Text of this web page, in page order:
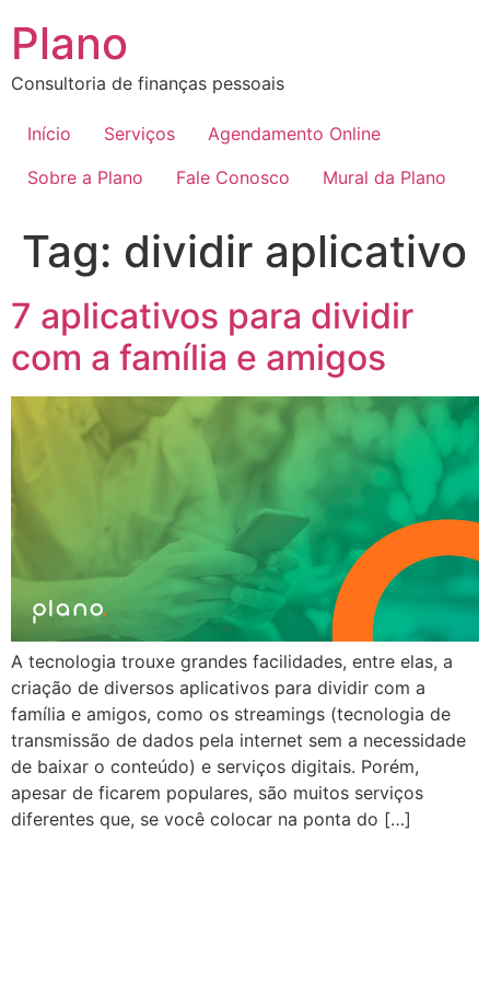
Plano
Consultoria de finanças pessoais
Início Serviços
Agendamento Online
Sobre a Plano
Fale Conosco Mural da Plano
Tag: dividir aplicativo
7 aplicativos para dividir
com a família e amigos
A tecnologia trouxe grandes facilidades, entre elas, a
criação de diversos aplicativos para dividir com a
família e amigos, como os streamings (tecnologia de
transmissão de dados pela internet sem a necessidade
de baixar o conteúdo) e serviços digitais. Porém,
apesar de ficarem populares, são muitos serviços
diferentes que, se você colocar na ponta do […]